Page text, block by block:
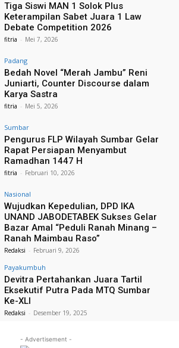
Tiga Siswi MAN 1 Solok Plus
Keterampilan Sabet Juara 1 Law
Debate Competition 2026
fitria - Mei 7, 2026
Padang
Bedah Novel “Merah Jambu” Reni
Juniarti, Counter Discourse dalam
Karya Sastra
fitria - Mei 5, 2026
Sumbar
Pengurus FLP Wilayah Sumbar Gelar
Rapat Persiapan Menyambut
Ramadhan 1447 H
fitria - Februari 10, 2026
Nasional
Wujudkan Kepedulian, DPD IKA
UNAND JABODETABEK Sukses Gelar
Bazar Amal “Peduli Ranah Minang –
Ranah Maimbau Raso”
Redaksi - Februari 9, 2026
Payakumbuh
Devitra Pertahankan Juara Tartil
Eksekutif Putra Pada MTQ Sumbar
Ke-XLI
Redaksi - Desember 19, 2025
- Advertisement -